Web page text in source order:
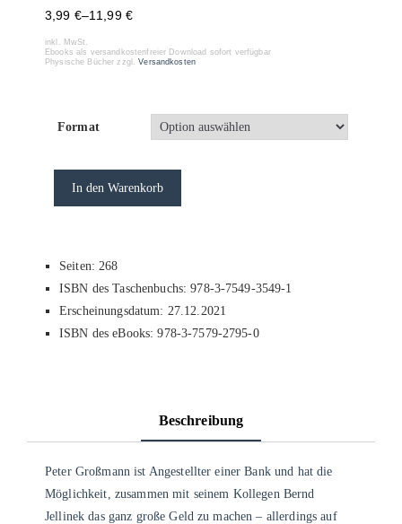
3,99 €–11,99 €
inkl. MwSt.
Ebooks als versandkostenfreier Download sofort verfügbar
Physische Bücher zzgl.Versandkosten
Format
In den Warenkorb
Seiten: 268
ISBN des Taschenbuchs: 978-3-7549-3549-1
Erscheinungsdatum: 27.12.2021
ISBN des eBooks: 978-3-7579-2795-0
Beschreibung
Peter Großmann ist Angestellter einer Bank und hat die
Möglichkeit, zusammen mit seinem Kollegen Bernd
Jellinek das ganz große Geld zu machen – allerdings auf